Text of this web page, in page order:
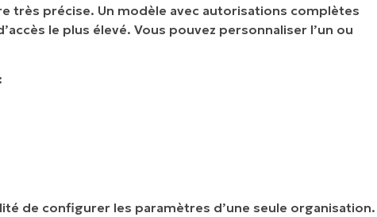
très précise. Un modèle avec autorisations complètes
le plus élevé. Vous pouvez personnaliser l’un ou
de configurer les paramètres d’une seule organisation.